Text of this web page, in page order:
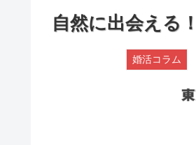
自然に出会える
婚活コラム